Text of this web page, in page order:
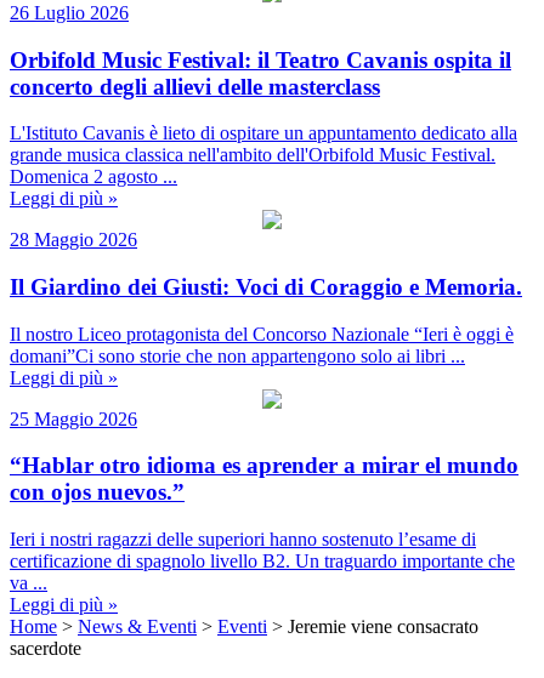
26 Luglio 2026
Orbifold Music Festival: il Teatro Cavanis ospita il
concerto degli allievi delle masterclass
L'Istituto Cavanis è lieto di ospitare un appuntamento dedicato alla
grande musica classica nell'ambito dell'Orbifold Music Festival.
Domenica 2 agosto ...
Leggi di più »
28 Maggio 2026
Il Giardino dei Giusti: Voci di Coraggio e Memoria.
Il nostro Liceo protagonista del Concorso Nazionale “Ieri è oggi è
domani”Ci sono storie che non appartengono solo ai libri ...
Leggi di più »
25 Maggio 2026
“Hablar otro idioma es aprender a mirar el mundo
con ojos nuevos.”
Ieri i nostri ragazzi delle superiori hanno sostenuto l’esame di
certificazione di spagnolo livello B2. Un traguardo importante che
va ...
Leggi di più »
Home > News & Eventi > Eventi > Jeremie viene consacrato
sacerdote